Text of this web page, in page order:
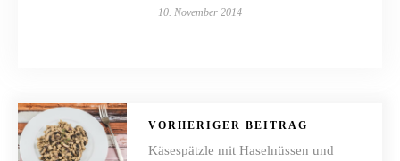
10. November 2014
VORHERIGER BEITRAG
Käsespätzle mit Haselnüssen und